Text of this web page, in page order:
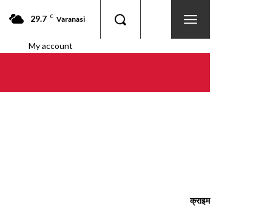
29.7 C Varanasi
My account
क्राइम